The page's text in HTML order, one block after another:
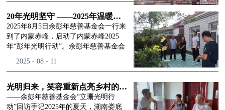
同回顾了基金会过往任期内在助学兴
教、医疗救助、公益事业普惠等多个领
域深耕耕耘的公益历程，充分肯定了第
三届理事会全体成员多年来接续付出的
民、济世利人"的慈善理念所做出的突
流程，完成了新一届治理层的选举任
命，全新的第四届理事会正式组建完
成：选举彭志兵、徐滨、彭新英、李
残联唐婷婷理事长到场参与本次启动活
动，由衷肯定了基金会坚持二十一年深
耕光明帮扶的坚守，也向长久奔走推进
项目的我们表达了谢意。二十一年时光
市与县域，一趟趟奔赴偏远地区，只为
景，这份认可，也让我们更加笃定前行
的脚步。启动仪式落幕之后，我们没有
即刻返程，联合赤峰市残联的工作人
20年光明坚守 ——2025年温暖启程“彭年光明行动”内蒙赤峰
2025年8月5日余彭年慈善基金会一行来
到了内蒙赤峰，启动了内蒙赤峰2025
年“彭年光明行动”。余彭年慈善基金会
欣以及余彭年慈善基金会志愿者姜颖妍
峰市残联理事长孙德欣对我们“彭年光
明行动”给予了高度的肯定，他表示“彭
年光明行动”不仅仅是帮助白内障患者
2025 - 08 - 11
光明归来，笑容重新点亮乡村的角落
——余彭年慈善基金会“立珊光明行
动”回访手记2025年的夏天，湖南娄底